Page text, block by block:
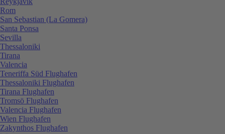
Rom
San Sebastian (La Gomera)
Santa Ponsa
Sevilla
Thessaloniki
Tirana
Valencia
Teneriffa Süd Flughafen
Thessaloniki Flughafen
Tirana Flughafen
Tromsö Flughafen
Valencia Flughafen
Wien Flughafen
Zakynthos Flughafen